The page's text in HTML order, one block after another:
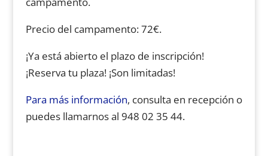
Precio del campamento: 72€.
¡Ya está abierto el plazo de inscripción!
¡Reserva tu plaza! ¡Son limitadas!
Para más información, consulta en recepción o
puedes llamarnos al 948 02 35 44.